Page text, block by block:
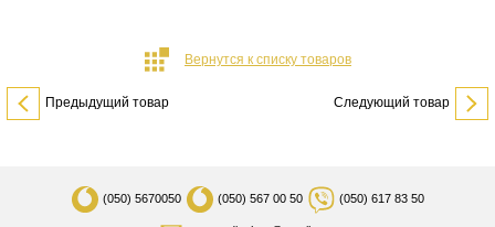
Вернутся к списку товаров
Предыдущий товар Следующий товар
(050) 5670050 (050) 567 00 50 (050) 617 83 50